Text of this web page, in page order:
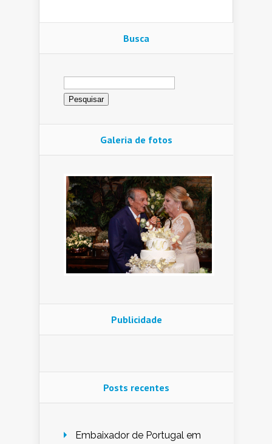
Busca
Pesquisar
por:
Galeria de fotos
Publicidade
Posts recentes
Embaixador de Portugal em